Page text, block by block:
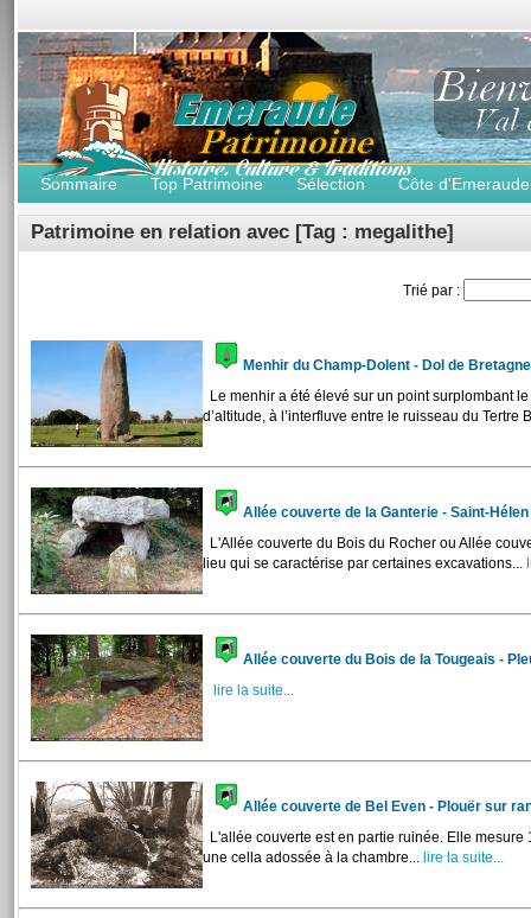
Sommaire Top Patrimoine Sélection Côte d'Emeraude
Patrimoine en relation avec [Tag : megalithe]
Trié par :
Menhir du Champ-Dolent - Dol de
Le menhir a été élevé sur un point surplombant
d’altitude, à l’interfluve entre le ruisseau du Tertre
Allée couverte de la Ganterie - Saint-Hélen
L'Allée couverte du Bois du Rocher ou Allée
lieu qui se caractérise par certaines excavations...
Allée couverte du Bois de la Tougeais -
lire la suite...
Allée couverte de Bel Even - Plouër sur
L'allée couverte est en partie ruinée. Elle
une cella adossée à la chambre... lire la suite...